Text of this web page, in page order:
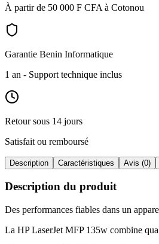
À partir de 50 000 F CFA à Cotonou
Garantie Benin Informatique
1 an - Support technique inclus
Retour sous 14 jours
Satisfait ou remboursé
Description Caractéristiques Avis (0)
Description du produit
Des performances fiables dans un
La HP LaserJet MFP 135w combine